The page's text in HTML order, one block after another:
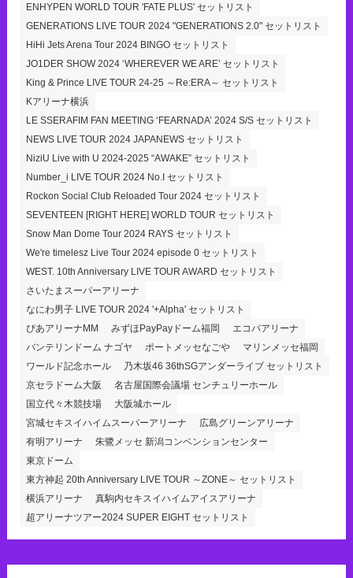
ENHYPEN WORLD TOUR 'FATE PLUS' セットリスト
GENERATIONS LIVE TOUR 2024 "GENERATIONS 2.0" セットリスト
HiHi Jets Arena Tour 2024 BINGO セットリスト
JO1DER SHOW 2024 ‘WHEREVER WE ARE’ セットリスト
King & Prince LIVE TOUR 24-25 ～Re:ERA～ セットリスト
Kアリーナ横浜
LE SSERAFIM FAN MEETING ‘FEARNADA’ 2024 S/S セットリスト
NEWS LIVE TOUR 2024 JAPANEWS セットリスト
NiziU Live with U 2024-2025 “AWAKE” セットリスト
Number_i LIVE TOUR 2024 No.I セットリスト
Rockon Social Club Reloaded Tour 2024 セットリスト
SEVENTEEN [RIGHT HERE] WORLD TOUR セットリスト
Snow Man Dome Tour 2024 RAYS セットリスト
We're timelesz Live Tour 2024 episode 0 セットリスト
WEST. 10th Anniversary LIVE TOUR AWARD セットリスト
さいたまスーパーアリーナ
なにわ男子 LIVE TOUR 2024 '+Alpha' セットリスト
ぴあアリーナMM
みずほPayPayドーム福岡
エコパアリーナ
バンテリンドーム ナゴヤ
ポートメッセなごや
マリンメッセ福岡
ワールド記念ホール
乃木坂46 36thSGアンダーライブ セットリスト
京セラドーム大阪
名古屋国際会議場 センチュリーホール
国立代々木競技場
大阪城ホール
宮城セキスイハイムスーパーアリーナ
広島グリーンアリーナ
有明アリーナ
朱鷺メッセ 新潟コンベンションセンター
東京ドーム
東方神起 20th Anniversary LIVE TOUR ～ZONE～ セットリスト
横浜アリーナ
真駒内セキスイハイムアイスアリーナ
超アリーナツアー2024 SUPER EIGHT セットリスト